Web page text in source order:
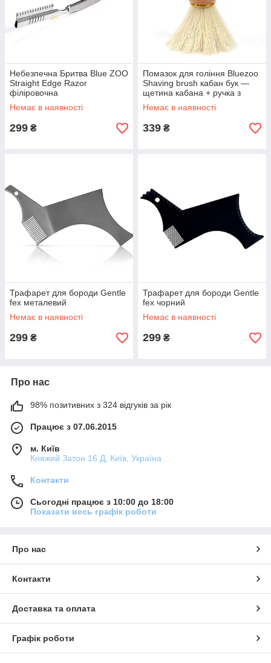
Небезпечна Бритва Blue ZOO
Straight Edge Razor
філіровочна
Немає в наявності
299 ₴
Помазок для гоління Bluezoo
Shaving brush кабан бук —
щетина кабана + ручка з
бука, Blue ZOO
Немає в наявності
339 ₴
Трафарет для бороди Gentle
fex металевий
Немає в наявності
299 ₴
Трафарет для бороди Gentle
fex чорний
Немає в наявності
299 ₴
Про нас
98% позитивних з 324 відгуків за рік
Працює з 07.06.2015
м. Київ
Княжий Затон 16 Д, Київ, Україна
Контакти
Сьогодні працює з 10:00 до 18:00
Показати весь графік роботи
Про нас
Контакти
Доставка та оплата
Графік роботи